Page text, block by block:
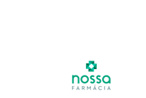
Produtos Favoritos